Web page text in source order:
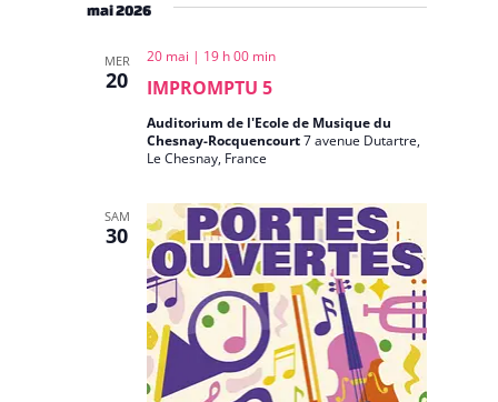
mai 2026
MER
20 IMPROMPTU 5
20 mai | 19 h 00 min
Auditorium de l'Ecole de Musique du
Chesnay-Rocquencourt7 avenue Dutartre,
Le Chesnay, France
SAM
30